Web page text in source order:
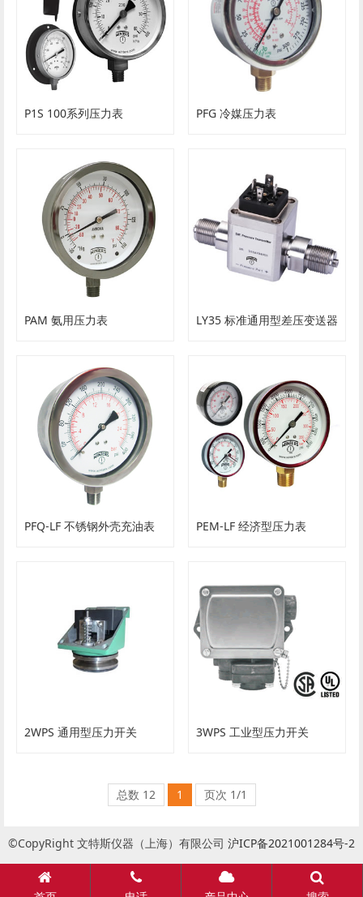
P1S 100系列压力表 PFG 冷媒压力表
PAM 氨用压力表 LY35 标准通用型差压变送器
PFQ-LF 不锈钢外壳充油表 PEM-LF 经济型压力表
2WPS 通用型压力开关 3WPS 工业型压力开关
总数 12 1 页次 1/1
©CopyRight 文特斯仪器（上海）有限公司 沪ICP备2021001284号-2